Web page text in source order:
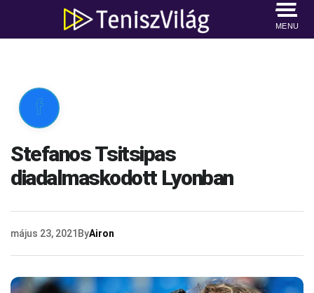
MENU

Stefanos Tsitsipas
diadalmaskodott Lyonban
május 23, 2021 ByAiron